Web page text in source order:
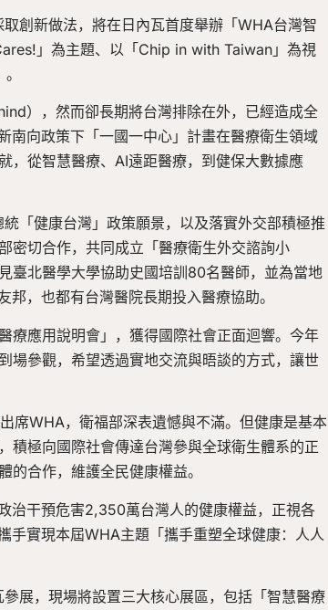
創新做法，將在日內瓦首度舉辦「WHA台灣智
」為主題、以「Chip in with Taiwan」為視
），然而卻長期將台灣排除在外，已經造成全
南向政策下「一國一中心」計畫在醫療衛生領域
，從智慧醫療、AI遠距醫療，到健保大數據應
「健康台灣」政策願景，以及落實外交部積極推
密切合作，共同成立「醫療衛生外交諮詢小
臺北醫學大學協助史國培訓80名醫師，並為當地
，也都有台灣醫院長期投入醫療協助。
療應用說明會」，獲得國際社會正面迴響。今年
場參觀，希望透過實地交流與晤談的方式，讓世
席WHA，衛福部深表遺憾與不滿。但健康是基本
積極向國際社會傳達台灣參與全球衛生體系的正
合作，維護全民健康權益。
治干預危害2,350萬台灣人的健康權益，正視各
手實現本屆WHA主題「攜手重塑全球健康：人人
展，現場將設置三大核心展區，包括「智慧醫療